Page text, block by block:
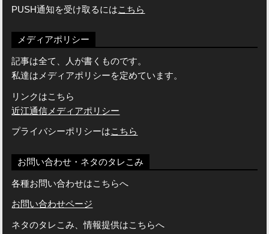
PUSH通知を受け取るにはこちら
メディアポリシー
記事は全て、人が書くものです。
私達はメディアポリシーを定めています。
リンクはこちら
近江通信メディアポリシー
プライバシーポリシーはこちら
お問い合わせ・ネタのタレこみ
各種お問い合わせはこちらへ
お問い合わせページ
ネタのタレこみ、情報提供はこちらへ